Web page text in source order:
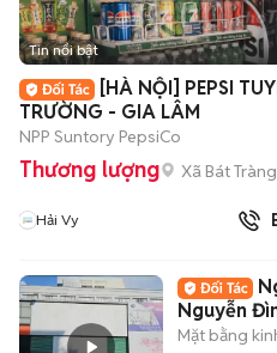
Tin nổi bật
[HÀ NỘI] PEPSI
TRƯỜNG - GIA LÂM
NPP Suntory PepsiCo
Thương lượng Xã Bát Tràng
Hải Vy
Nguyễn
300m2 Lề
Mặt bằng